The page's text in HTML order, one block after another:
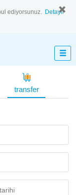
ediyorsunuz. Detaylı
transfer